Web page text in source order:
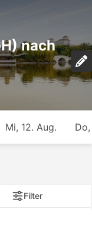
nach
Mi, 12. Aug.
Filter